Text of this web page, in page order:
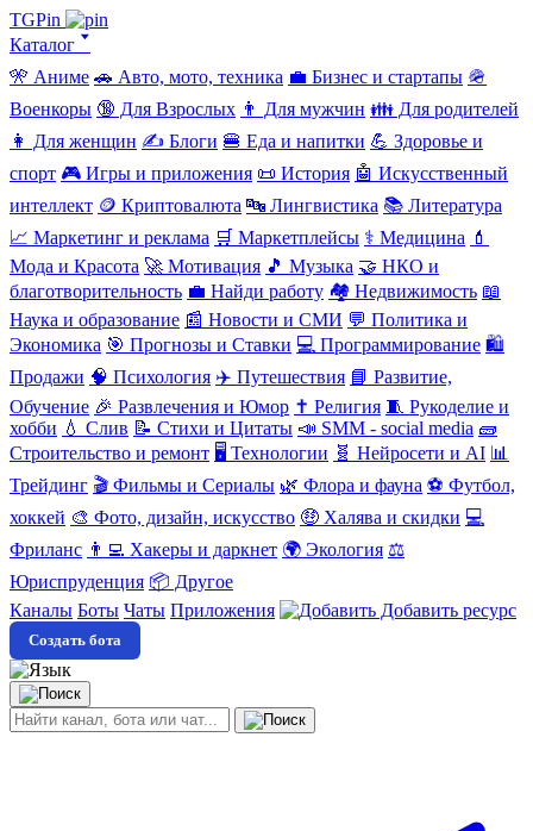
TGPin
Каталог 🢓
🎌 Аниме 🚗 Авто, мото, техника 💼 Бизнес и стартапы 🪖
Военкоры 🔞 Для Взрослых 👨 Для мужчин 👪 Для родителей
👩 Для женщин ✍️ Блоги 🍔 Еда и напитки 💪 Здоровье и
спорт 🎮 Игры и приложения 📜 История 🤖 Искусственный
интеллект 🪙 Криптовалюта 🔤 Лингвистика 📚 Литература
📈 Маркетинг и реклама 🛒 Маркетплейсы ⚕️ Медицина 💄
Мода и Красота 🚀 Мотивация 🎵 Музыка 🤝 НКО и
благотворительность 💼 Найди работу 🏘️ Недвижимость 📖
Наука и образование 📰 Новости и СМИ 💬 Политика и
Экономика 🎯 Прогнозы и Ставки 💻 Программирование 🛍️
Продажи 🧠 Психология ✈️ Путешествия 📘 Развитие,
Обучение 🎉 Развлечения и Юмор ✝️ Религия 🧵 Рукоделие и
хобби 💧 Слив 📝 Стихи и Цитаты 📣 SMM - social media 🧱
Строительство и ремонт 🖥️ Технологии 🧬 Нейросети и AI 📊
Трейдинг 🎬 Фильмы и Сериалы 🌿 Флора и фауна ⚽ Футбол,
хоккей 🎨 Фото, дизайн, искусство 🤑 Халява и скидки 💻
Фриланс 👨‍💻 Хакеры и даркнет 🌍 Экология ⚖️
Юриспруденция 📦 Другое
Каналы Боты Чаты Приложения Добавить ресурс
Создать бота